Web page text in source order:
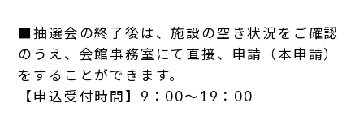
■抽選会の終了後は、施設の空き状況をご確認
のうえ、会館事務室にて直接、申請（本申請）
をすることができます。
【申込受付時間】9：00～19：00